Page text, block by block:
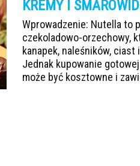
KREMY I
Wprowadzenie: Nutella to
czekoladowo-orzechowy,
kanapek, naleśników,
Jednak kupowanie
może być kosztowne i